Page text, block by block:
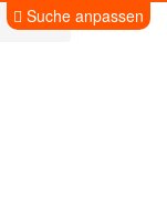
Suche anpassen